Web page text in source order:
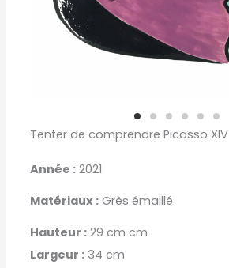
Tenter de comprendre Picasso XIV
Année :2021
Matériaux :Grès émaillé
Hauteur :29 cm cm
Largeur :34 cm